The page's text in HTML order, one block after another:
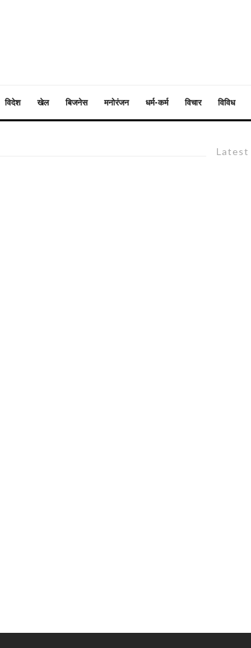
विदेश खेल बिजनेस मनोरंजन धर्म-कर्म विचार विविध
Latest